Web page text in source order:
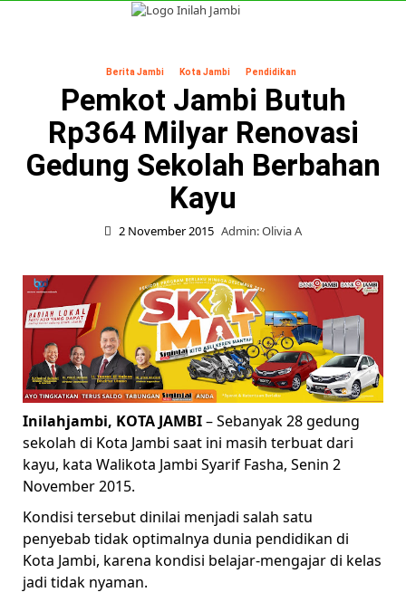
Berita Jambi Kota Jambi Pendidikan
Pemkot Jambi Butuh
Rp364 Milyar Renovasi
Gedung Sekolah Berbahan
Kayu
2 November 2015 Admin: Olivia A
Inilahjambi, KOTA JAMBI– Sebanyak 28 gedung
sekolah di Kota Jambi saat ini masih terbuat dari
kayu, kata Walikota Jambi Syarif Fasha, Senin 2
November 2015.
Kondisi tersebut dinilai menjadi salah satu
penyebab tidak optimalnya dunia pendidikan di
Kota Jambi, karena kondisi belajar-mengajar di kelas
jadi tidak nyaman.